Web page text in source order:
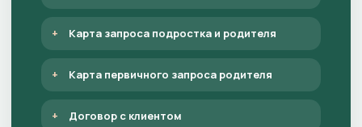
Карта запроса подростка и родителя
Карта первичного запроса родителя
Договор с клиентом